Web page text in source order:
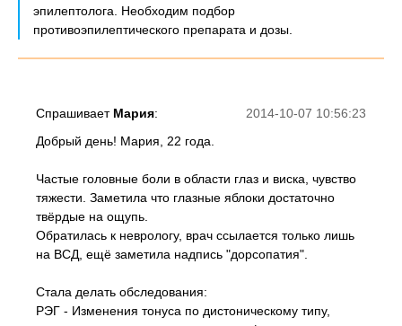
эпилептолога. Необходим подбор
противоэпилептического препарата и дозы.
2014-10-07 10:56:23
Спрашивает Мария:
Добрый день! Мария, 22 года.
Частые головные боли в области глаз и виска, чувство
тяжести. Заметила что глазные яблоки достаточно
твёрдые на ощупь.
Обратилась к неврологу, врач ссылается только лишь
на ВСД, ещё заметила надпись "дорсопатия".
Стала делать обследования:
РЭГ - Изменения тонуса по дистоническому типу,